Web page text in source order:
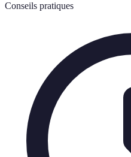
Conseils pratiques